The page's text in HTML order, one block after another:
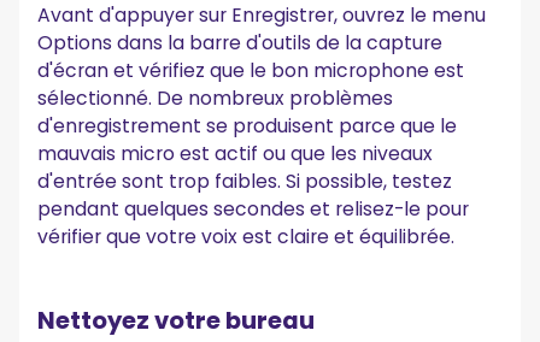
Avant d'appuyer sur Enregistrer, ouvrez le menu
Options dans la barre d'outils de la capture
d'écran et vérifiez que le bon microphone est
sélectionné. De nombreux problèmes
d'enregistrement se produisent parce que le
mauvais micro est actif ou que les niveaux
d'entrée sont trop faibles. Si possible, testez
pendant quelques secondes et relisez-le pour
vérifier que votre voix est claire et équilibrée.
Nettoyez votre bureau